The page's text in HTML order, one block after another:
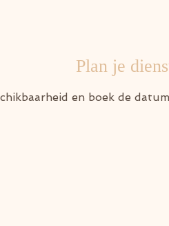
Plan je
en boek de